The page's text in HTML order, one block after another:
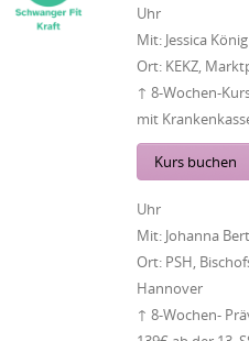
Uhr
Mit: Jessica König
Ort: KEKZ,
↑ 8-Wochen-
mit
Kurs buchen
Uhr
Mit: Johanna
Ort: PSH,
Hannover
↑ 8-Wochen-